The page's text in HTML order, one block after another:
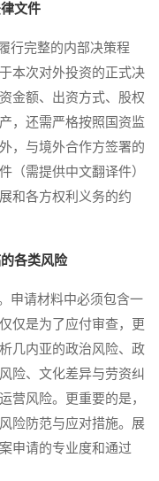
文件
完整的内部决策程
本次对外投资的正式决
金额、出资方式、股权
，还需严格按照国资监
，与境外合作方签署的
（需提供中文翻译件）
和各方权利义务的约
各类风险
请材料中必须包含一
仅是为了应付审查，更
几内亚的政治风险、政
险、文化差异与劳资纠
营风险。更重要的是，
险防范与应对措施。展
申请的专业度和通过